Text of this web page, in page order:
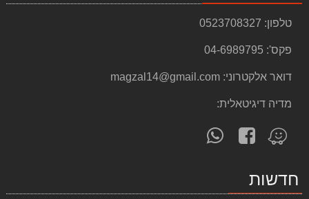
579.00 ₪
דוד שמש 150 ליטר אידאל
1,700.00 ₪
999.00 ₪
טלפון: 0523708327
פקס': 04-6989795
דואר אלקטרוני: magzal14@gmail.com
מדיה דיגיטאלית:
מצא
אותנו
Waze
עקוב
אחרינו
חדשות